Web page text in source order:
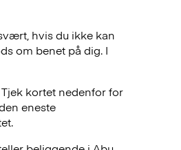
hvis du ikke kan
om benet på dig. I
kortet nedenfor for
eneste